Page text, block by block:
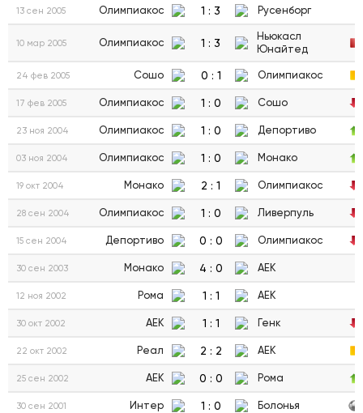
13 сен 2005 Олимпиакос 1 : 3 Русенборг
10 мар 2005 Олимпиакос 1 : 3
Ньюкасл
Юнайтед
24 фев 2005 Сошо 0 : 1 Олимпиакос
17 фев 2005 Олимпиакос 1 : 0 Сошо
23 ноя 2004 Олимпиакос 1 : 0 Депортиво
03 ноя 2004 Олимпиакос 1 : 0 Монако
19 окт 2004 Монако 2 : 1 Олимпиакос
28 сен 2004 Олимпиакос 1 : 0 Ливерпуль
15 сен 2004 Депортиво 0 : 0 Олимпиакос
30 сен 2003 Монако 4 : 0 АЕК
12 ноя 2002 Рома 1 : 1 АЕК
30 окт 2002 АЕК 1 : 1 Генк
22 окт 2002 Реал 2 : 2 АЕК
25 сен 2002 АЕК 0 : 0 Рома
30 сен 2001 Интер 1 : 0 Болонья